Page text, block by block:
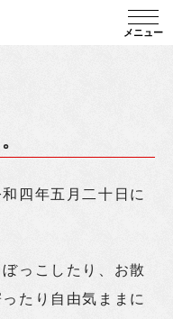
メニュー
四年五月二十日に
っこしたり、お散
たり自由気ままに